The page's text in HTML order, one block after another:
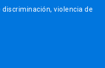
violencia de